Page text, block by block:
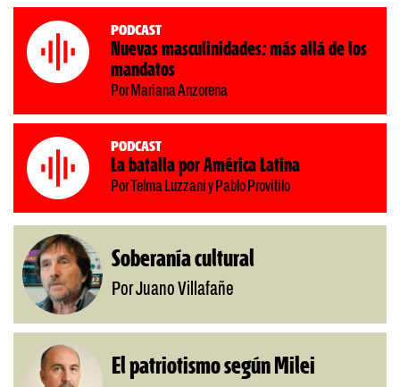
Podcast
Nuevas masculinidades: más allá de los
mandatos
Por Mariana Anzorena
Podcast
La batalla por América Latina
Por Telma Luzzani y Pablo Provitilo
Soberanía cultural
Por Juano Villafañe
El patriotismo según Milei